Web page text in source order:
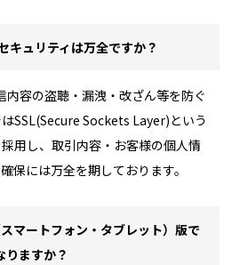
キュリティは万全ですか？
内容の盗聴・漏洩・改ざん等を防ぐ
SSL(Secure Sockets Layer)という
用し、取引内容・お客様の個人情
保には万全を期しております。
マートフォン・タブレット）版で
りますか？